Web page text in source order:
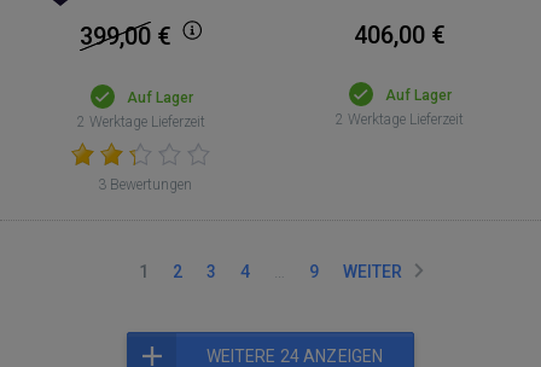
399,00 €
Auf Lager
2 Werktage Lieferzeit
3 Bewertungen
406,00 €
Auf Lager
2 Werktage Lieferzeit
1 2 3 4 9 WEITER
WEITERE 24 ANZEIGEN